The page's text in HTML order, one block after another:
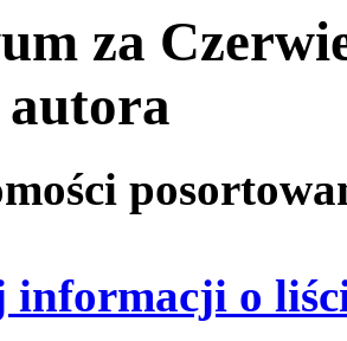
za
autora
informacji o